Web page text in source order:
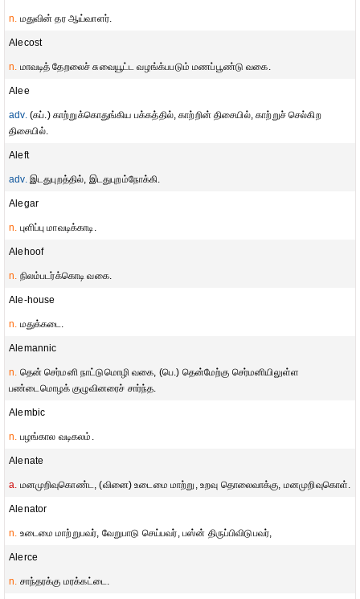
n. மதுவின் தர ஆய்வாளர்.
Alecost
n. மாவடித் தேறலைச் சுவையூட்ட வழங்க்பபடும் மணப்பூண்டு வகை.
Alee
adv.(கப்.) காற்றுக்கொதுங்கிய பக்கத்தில், காற்றின் திசையில், காற்றுச் செல்கிற
திசையில்.
Aleft
adv.இடதுபுறத்தில், இடதுபுறம்நோக்கி.
Alegar
n. புளிப்பு மாவடிக்காடி.
Alehoof
n. நிலம்படர்க்கொடி வகை.
Ale-house
n. மதுக்கடை.
Alemannic
n. தென் செர்மனி நாட்டுமொழி வகை, (பெ.) தென்மேற்கு செர்மனியிலுள்ள
பண்டைமொழக் குழுவினரைச் சார்ந்த.
Alembic
n. பழங்கால வடிகலம்.
Alenate
a. மனமுறிவுகொண்ட, (வினை) உடைமை மாற்று, உறவு தொலைவாக்கு, மனமுறிவுகொள்.
Alenator
n. உடைமை மாற்றுபவர், வேறுபாடு செய்பவர், பஸ்ன் திருப்பிவிடுபவர்,
Alerce
n. சாந்தரக்கு மரக்கட்டை.